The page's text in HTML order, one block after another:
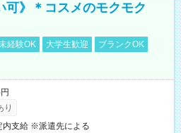
可》＊コスメのモクモク
経験OK 大学生歓迎
ブランクOK
り
内支給 ※派遣先による